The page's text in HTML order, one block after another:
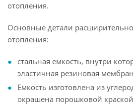
отопления.
Основные детали
отопления:
стальная емкость, внутри
эластичная резиновая
Емкость изготовлена из
окрашена порошковой